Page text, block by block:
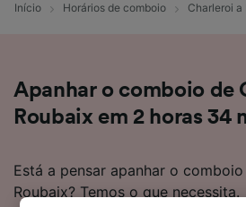
Início Horários de comboio Charleroi a
Apanhar o comboio de
Roubaix em 2 horas 34
Está a pensar apanhar o
Roubaix? Temos o que necessita.